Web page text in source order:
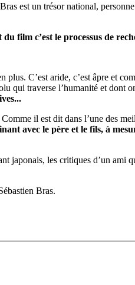
est un trésor national,
film c’est le processus de
plus. C’est aride, c’est âpre et
qui traverse l’humanité et dont
il est dit dans l’une des
avec le père et le fils, à
japonais, les critiques d’un ami
Bras.